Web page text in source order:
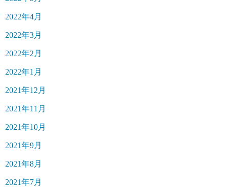
2022年4月
2022年3月
2022年2月
2022年1月
2021年12月
2021年11月
2021年10月
2021年9月
2021年8月
2021年7月